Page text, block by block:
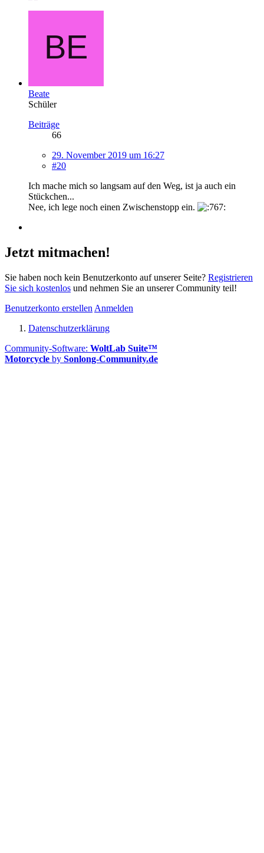
Beate
Schüler
Beiträge
66
29. November 2019 um 16:27
#20
Ich mache mich so langsam auf den Weg, ist ja auch ein
Stückchen...
Nee, ich lege noch einen Zwischenstopp ein.
Jetzt mitmachen!
Sie haben noch kein Benutzerkonto auf unserer Seite? Registrieren
Sie sich kostenlos und nehmen Sie an unserer Community teil!
Benutzerkonto erstellen Anmelden
Datenschutzerklärung
Community-Software: WoltLab Suite™
Motorcycle by Sonlong-Community.de